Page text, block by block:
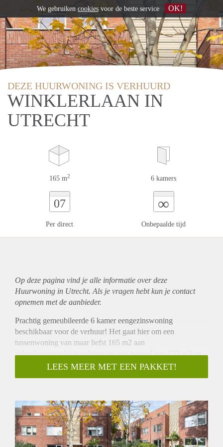
DEZE HUURWONING IS VERHUURD
WINKLERLAAN IN
UTRECHT
165 m2 6 kamers
07
Per direct
∞
Onbepaalde tijd
Op deze pagina vind je alle informatie over deze
Huurwoning in Utrecht. Als je vragen hebt kun je contact
opnemen met de aanbieder.
Prachtig gemeubileerde 6 kamer eengezinswoning
beschikbaar voor de verhuur! Het gaat hier om een
tussenwoning van maar liefst 165 m2 aan
gebruiksoppervlakte gelegen op een perceel van 122 m2 op
een top locatie in Utrecht. Deze woning, welke van alle luxe
en gemakken is voorzien, is beschikbaar per 1 december.
binnenkomst maakt u entree in lange diepe hal welke toegang
geeft tot een separate toilet en toch wel het beste wat deze
woning te bieden heeft, namelijk de riante woonkamer met
openkeuken. De keuken beschikt over al het benodigde
LEES MEER MET EEN PAKKET!
We gebruiken cookies voor de beste service OK!